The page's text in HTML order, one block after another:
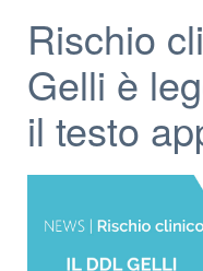
Rischio
Gelli è
il testo